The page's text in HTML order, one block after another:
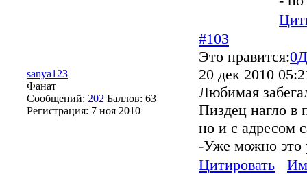
sanya123
Фанат
Сообщений: 202 Баллов: 63
Регистрация: 7 ноя 2010
#103
Это нравится:0
20 дек 2010
Любимая
Пиздец нагло в
но и с адресом
-Уже можно это
Цитировать